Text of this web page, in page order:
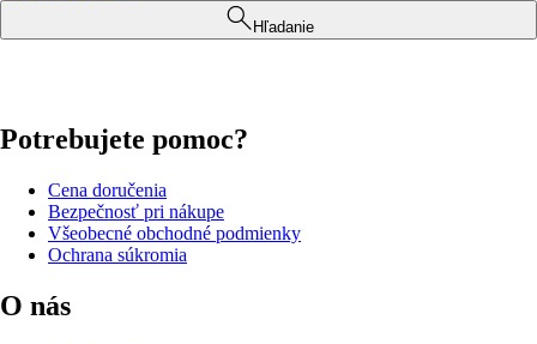
Hľadanie
Potrebujete pomoc?
Cena doručenia
Bezpečnosť pri nákupe
Všeobecné obchodné podmienky
Ochrana súkromia
O nás